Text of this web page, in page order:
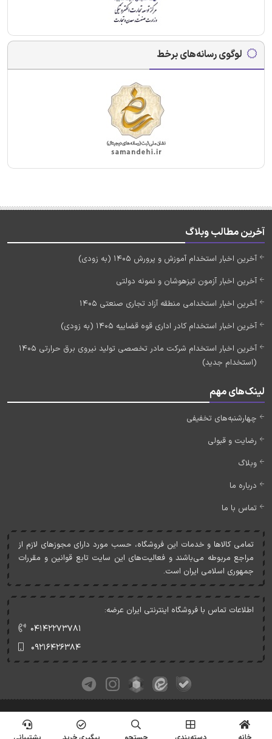
لوگوی رسانه‌های برخط
آخرین مطالب وبلاگ
آخرین اخبار استخدام آموزش و پرورش 1405 (به زودی)
آخرین اخبار آزمون تیزهوشان و نمونه دولتی
آخرین اخبار استخدامی منطقه آزاد تجاری صنعتی 1405
آخرین اخبار استخدام کادر اداری قوه قضاییه 1405 (به زودی)
آخرین اخبار استخدام شرکت مادر تخصصی تولید نیروی برق حرارتی 1405
(استخدام جدید)
لینک‌های مهم
چهارشنبه‌های تخفیفی
رضایت و قبولی
وبلاگ
درباره ما
تماس با ما
تمامی کالاها و خدمات اين فروشگاه، حسب مورد دارای مجوزهای لازم از
مراجع مربوطه می‌باشند و فعاليت‌های اين سايت تابع قوانين و مقررات
جمهوری اسلامی ايران است.
اطلاعات تماس با فروشگاه اینترنتی ایران عرضه:
۰۴۱۴۲۲۷۳۷۸۱
۰۹۲۱۶۴۲۶۳۸۴